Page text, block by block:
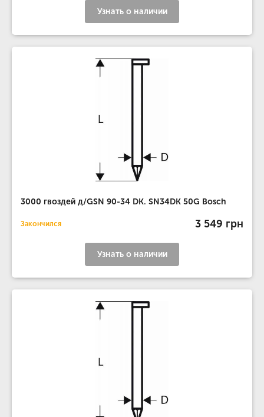
Узнать о наличии
3000 гвоздей д/GSN 90-34 DK. SN34DK 50G Bosch
Закончился 3 549 грн
Узнать о наличии